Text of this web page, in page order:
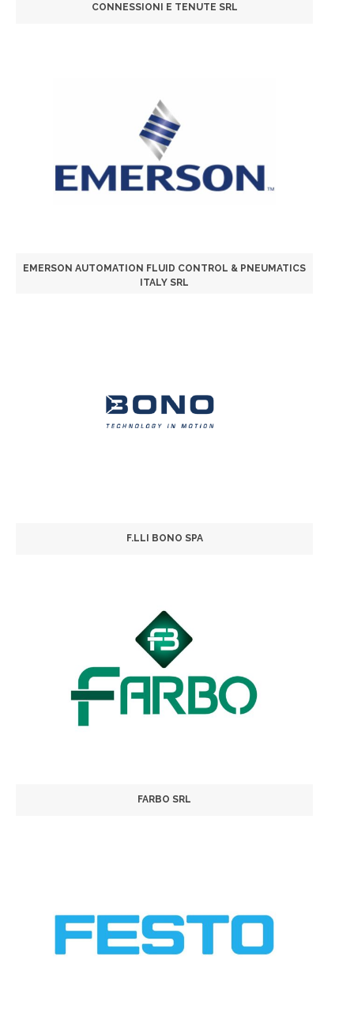
CONNESSIONI E TENUTE SRL
EMERSON AUTOMATION FLUID CONTROL & PNEUMATICS
ITALY SRL
F.LLI BONO SPA
FARBO SRL